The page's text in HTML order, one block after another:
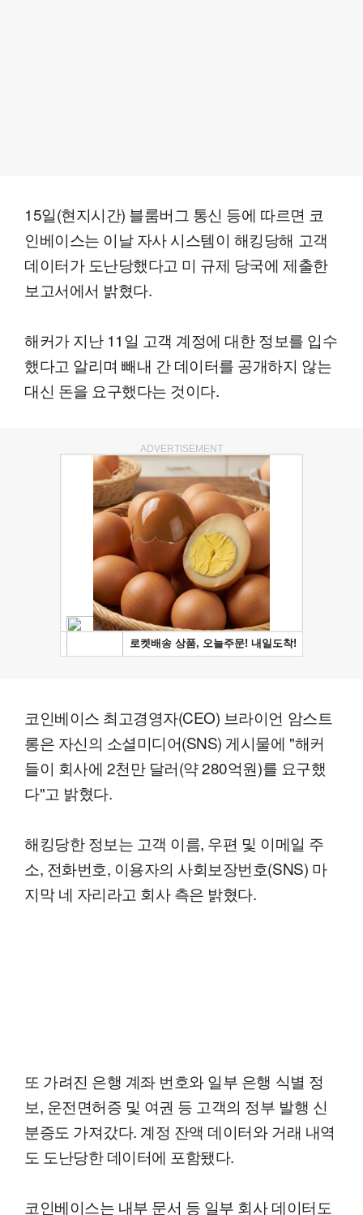
15일(현지시간) 블룸버그 통신 등에 따르면 코
인베이스는 이날 자사 시스템이 해킹당해 고객
데이터가 도난당했다고 미 규제 당국에 제출한
보고서에서 밝혔다.
해커가 지난 11일 고객 계정에 대한 정보를 입수
했다고 알리며 빼내 간 데이터를 공개하지 않는
대신 돈을 요구했다는 것이다.
ADVERTISEMENT
코인베이스 최고경영자(CEO) 브라이언 암스트
롱은 자신의 소셜미디어(SNS) 게시물에 "해커
들이 회사에 2천만 달러(약 280억원)를 요구했
다"고 밝혔다.
해킹당한 정보는 고객 이름, 우편 및 이메일 주
소, 전화번호, 이용자의 사회보장번호(SNS) 마
지막 네 자리라고 회사 측은 밝혔다.
또 가려진 은행 계좌 번호와 일부 은행 식별 정
보, 운전면허증 및 여권 등 고객의 정부 발행 신
분증도 가져갔다. 계정 잔액 데이터와 거래 내역
도 도난당한 데이터에 포함됐다.
코인베이스는 내부 문서 등 일부 회사 데이터도